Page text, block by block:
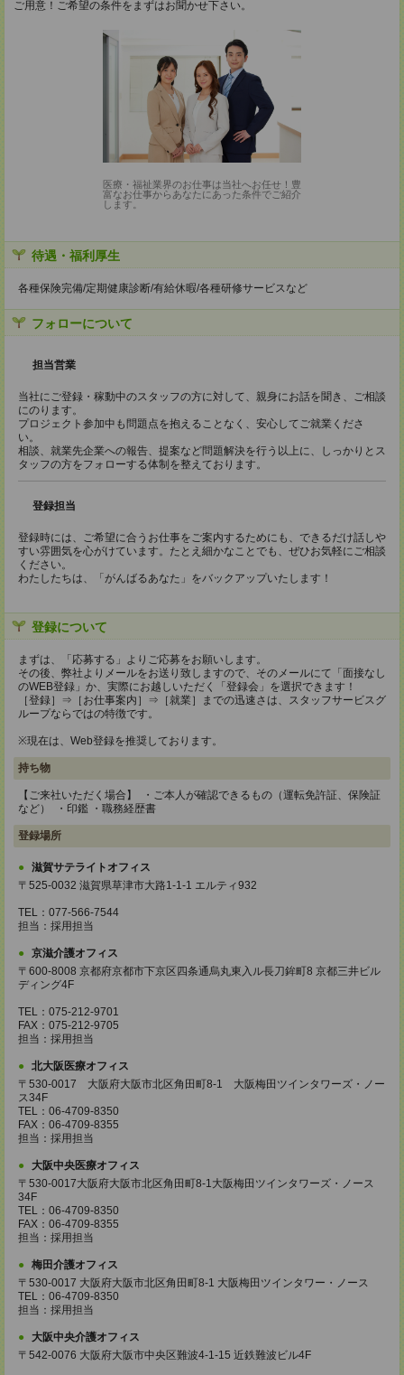
ご用意！ご希望の条件をまずはお聞かせ下さい。
医療・福祉業界のお仕事は当社へお任せ！豊
富なお仕事からあなたにあった条件でご紹介
します。
待遇・福利厚生
各種保険完備/定期健康診断/有給休暇/各種研修サービスなど
フォローについて
担当営業
当社にご登録・稼動中のスタッフの方に対して、親身にお話を聞き、ご相談
にのります。
プロジェクト参加中も問題点を抱えることなく、安心してご就業くださ
い。
相談、就業先企業への報告、提案など問題解決を行う以上に、しっかりとス
タッフの方をフォローする体制を整えております。
登録担当
登録時には、ご希望に合うお仕事をご案内するためにも、できるだけ話しや
すい雰囲気を心がけています。たとえ細かなことでも、ぜひお気軽にご相談
ください。
わたしたちは、「がんばるあなた」をバックアップいたします！
登録について
まずは、「応募する」よりご応募をお願いします。
その後、弊社よりメールをお送り致しますので、そのメールにて「面接なし
のWEB登録」か、実際にお越しいただく「登録会」を選択できます！
［登録］⇒［お仕事案内］⇒［就業］までの迅速さは、スタッフサービスグ
ループならではの特徴です。
※現在は、Web登録を推奨しております。
持ち物
【ご来社いただく場合】 ・ご本人が確認できるもの（運転免許証、保険証
など） ・印鑑 ・職務経歴書
登録場所
滋賀サテライトオフィス
〒525-0032 滋賀県草津市大路1-1-1 エルティ932
TEL：077-566-7544
担当：採用担当
京滋介護オフィス
〒600-8008 京都府京都市下京区四条通烏丸東入ル長刀鉾町8 京都三井ビル
ディング4F
TEL：075-212-9701
FAX：075-212-9705
担当：採用担当
北大阪医療オフィス
〒530-0017 大阪府大阪市北区角田町8-1 大阪梅田ツインタワーズ・ノー
ス34F
TEL：06-4709-8350
FAX：06-4709-8355
担当：採用担当
大阪中央医療オフィス
〒530-0017大阪府大阪市北区角田町8-1大阪梅田ツインタワーズ・ノース
34F
TEL：06-4709-8350
FAX：06-4709-8355
担当：採用担当
梅田介護オフィス
〒530-0017 大阪府大阪市北区角田町8-1 大阪梅田ツインタワー・ノース
TEL：06-4709-8350
担当：採用担当
大阪中央介護オフィス
〒542-0076 大阪府大阪市中央区難波4-1-15 近鉄難波ビル4F